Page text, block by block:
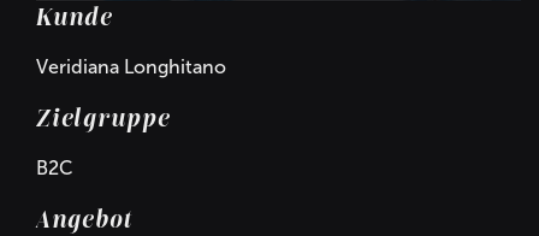
Kunde
Veridiana Longhitano
Zielgruppe
B2C
Angebot